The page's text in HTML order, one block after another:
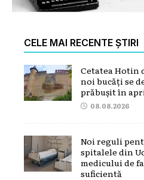
CELE MAI RECENTE ȘTIRI
Cetatea Hotin
noi bucăți se
prăbușit în
08.08.2026
Noi reguli
spitalele din
medicului de
suficientă